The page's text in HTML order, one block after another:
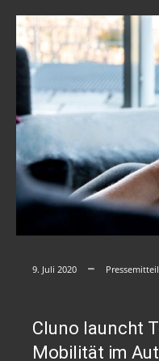
9. Juli 2020
Cluno launcht
Mobilität im